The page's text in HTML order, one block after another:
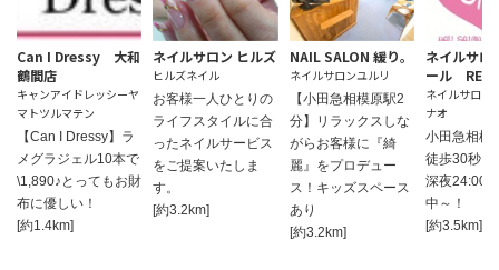
Can I Dressy 大和
鶴間店
キャンアイドレッシーヤ
マトツルマテン
【Can I Dressy】ラ
メグラジェル10本で
\1,890♪とってもお財
布に優しい！
[約1.4km]
ネイルサロン ヒルズ
ヒルズネイル
お客様一人ひとりの
ライフスタイルに合
ったネイルサービス
をご提案いたしま
す。
[約3.2km]
NAIL SALON 緩り。
ネイルサロンユルリ
【小田急相模原駅2
分】リラックスしな
がらお客様に『綺
麗』をプロデュー
ス！キッズスペース
あり
[約3.2km]
ネイルサロ
ール
ネイルサロン
ナオ
小田急相模
徒歩30秒。
深夜24:00
中～！
[約3.5km]